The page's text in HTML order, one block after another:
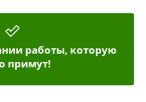
работы, которую
примут!